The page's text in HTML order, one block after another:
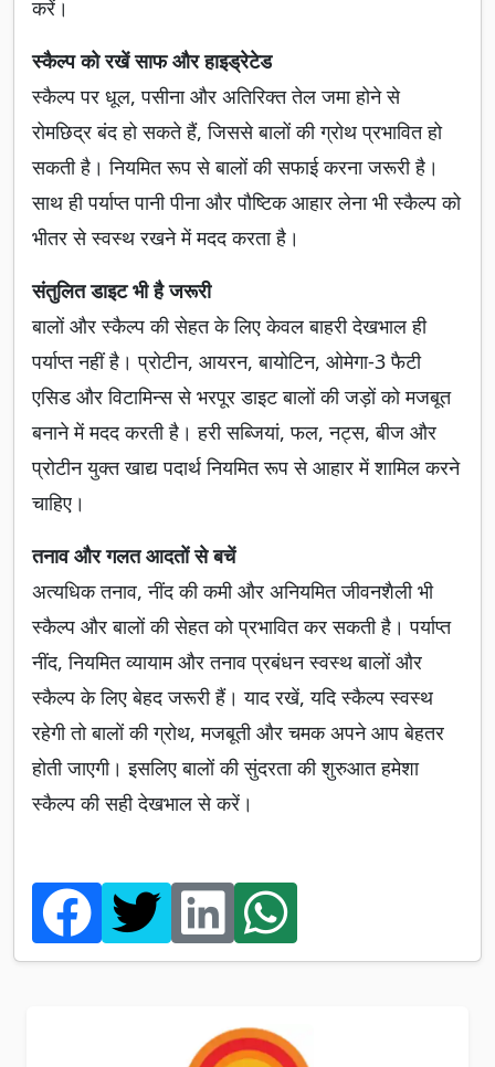
करें।
स्कैल्प को रखें साफ और हाइड्रेटेड
स्कैल्प पर धूल, पसीना और अतिरिक्त तेल जमा होने से
रोमछिद्र बंद हो सकते हैं, जिससे बालों की ग्रोथ प्रभावित हो
सकती है। नियमित रूप से बालों की सफाई करना जरूरी है।
साथ ही पर्याप्त पानी पीना और पौष्टिक आहार लेना भी स्कैल्प को
भीतर से स्वस्थ रखने में मदद करता है।
संतुलित डाइट भी है जरूरी
बालों और स्कैल्प की सेहत के लिए केवल बाहरी देखभाल ही
पर्याप्त नहीं है। प्रोटीन, आयरन, बायोटिन, ओमेगा-3 फैटी
एसिड और विटामिन्स से भरपूर डाइट बालों की जड़ों को मजबूत
बनाने में मदद करती है। हरी सब्जियां, फल, नट्स, बीज और
प्रोटीन युक्त खाद्य पदार्थ नियमित रूप से आहार में शामिल करने
चाहिए।
तनाव और गलत आदतों से बचें
अत्यधिक तनाव, नींद की कमी और अनियमित जीवनशैली भी
स्कैल्प और बालों की सेहत को प्रभावित कर सकती है। पर्याप्त
नींद, नियमित व्यायाम और तनाव प्रबंधन स्वस्थ बालों और
स्कैल्प के लिए बेहद जरूरी हैं। याद रखें, यदि स्कैल्प स्वस्थ
रहेगी तो बालों की ग्रोथ, मजबूती और चमक अपने आप बेहतर
होती जाएगी। इसलिए बालों की सुंदरता की शुरुआत हमेशा
स्कैल्प की सही देखभाल से करें।